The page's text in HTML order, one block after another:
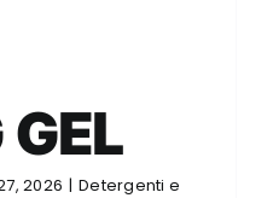
2026 | Detergenti e